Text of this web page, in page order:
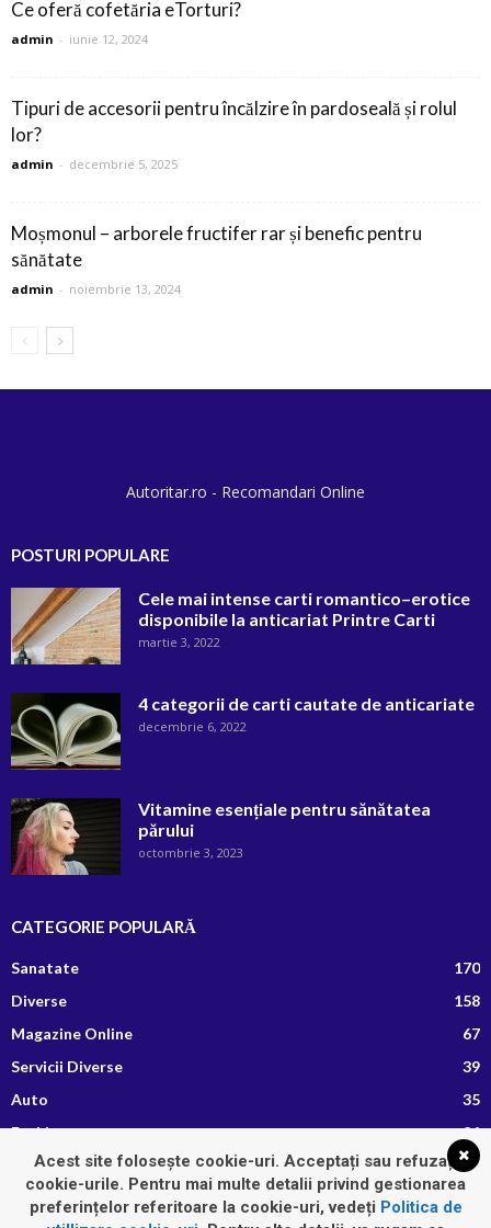
Ce oferă cofetăria eTorturi?
admin - iunie 12, 2024
Tipuri de accesorii pentru încălzire în pardoseală și rolul
lor?
admin - decembrie 5, 2025
Moșmonul – arborele fructifer rar și benefic pentru
sănătate
admin - noiembrie 13, 2024
Autoritar.ro - Recomandari Online
POSTURI POPULARE
Cele mai intense carti romantico–erotice
disponibile la anticariat Printre Carti
martie 3, 2022
4 categorii de carti cautate de anticariate
decembrie 6, 2022
Vitamine esențiale pentru sănătatea
părului
octombrie 3, 2023
CATEGORIE POPULARĂ
Sanatate
170
Diverse
158
Magazine Online
67
Servicii Diverse
39
Auto
35
Fashion
26
Afaceri si Finante
13
Retete Culinare
Acest site folosește cookie-uri. Acceptați sau refuzați
cookie-urile. Pentru mai multe detalii privind gestionarea
preferințelor referitoare la cookie-uri, vedeți Politica de